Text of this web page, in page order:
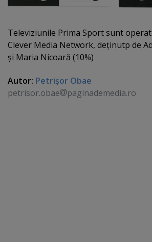
Televiziunile Prima Sport sunt
Clever Media Network, deţinutp de
şi Maria Nicoară (10%)
Autor: Petrişor Obae
petrisor.obae
paginademedia.ro